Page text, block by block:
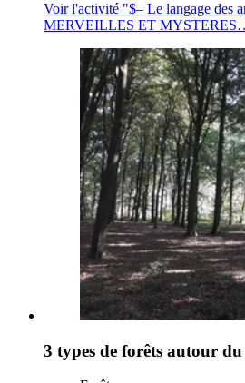
Voir l'activité "$– Le langage des
MERVEILLES ET
3 types de forêts autour